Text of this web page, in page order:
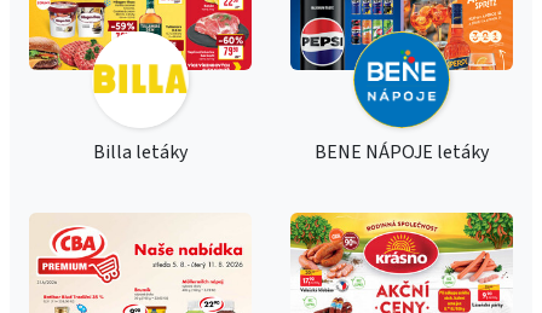
Billa letáky BENE NÁPOJE letáky